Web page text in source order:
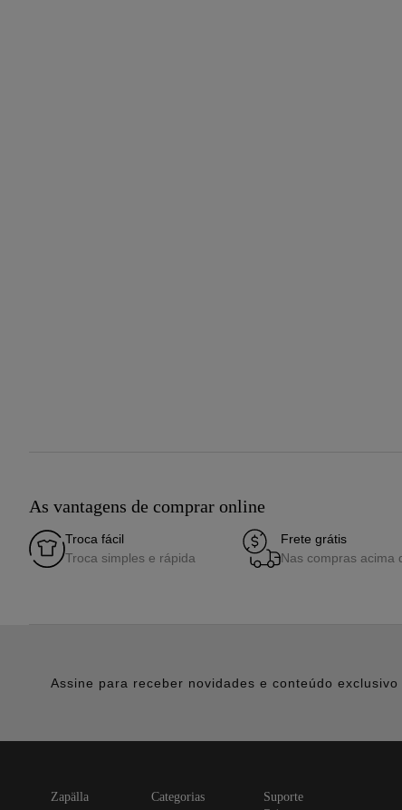
As vantagens de comprar online
Troca fácil
Troca simples e rápida
Frete grátis
Nas compras acima
Assine para receber novidades e conteúdo exclusivo
zapälla categorias suporte